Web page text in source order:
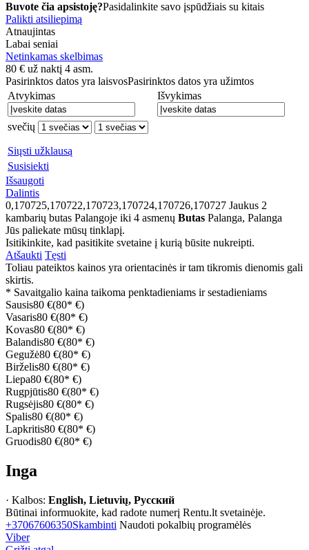
Buvote čia apsistoję?Pasidalinkite savo įspūdžiais su kitais
Palikti atsiliepimą
Atnaujintas
Labai seniai
Netinkamas skelbimas
80 € už naktį 4 asm.
Pasirinktos datos yra laisvosPasirinktos datos yra užimtos
Atvykimas
Išvykimas
svečių
Siųsti užklausą
Susisiekti
Išsaugoti
Dalintis
0,170725,170722,170723,170724,170726,170727 Jaukus 2
kambarių butas Palangoje iki 4 asmenų Butas Palanga, Palanga
Jūs paliekate mūsų tinklapį.
Isitikinkite, kad pasitikite svetaine į kurią būsite nukreipti.
Atšaukti Tęsti
Toliau pateiktos kainos yra orientacinės ir tam tikromis dienomis gali
skirtis.
* Savaitgalio kaina taikoma penktadieniams ir sestadieniams
Sausis80 €(80* €)
Vasaris80 €(80* €)
Kovas80 €(80* €)
Balandis80 €(80* €)
Gegužė80 €(80* €)
Birželis80 €(80* €)
Liepa80 €(80* €)
Rugpjūtis80 €(80* €)
Rugsėjis80 €(80* €)
Spalis80 €(80* €)
Lapkritis80 €(80* €)
Gruodis80 €(80* €)
Inga
· Kalbos: English, Lietuvių, Русский
Būtinai informuokite, kad radote numerį Rentu.lt svetainėje.
+37067606350Skambinti Naudoti pokalbių programėlės
Viber